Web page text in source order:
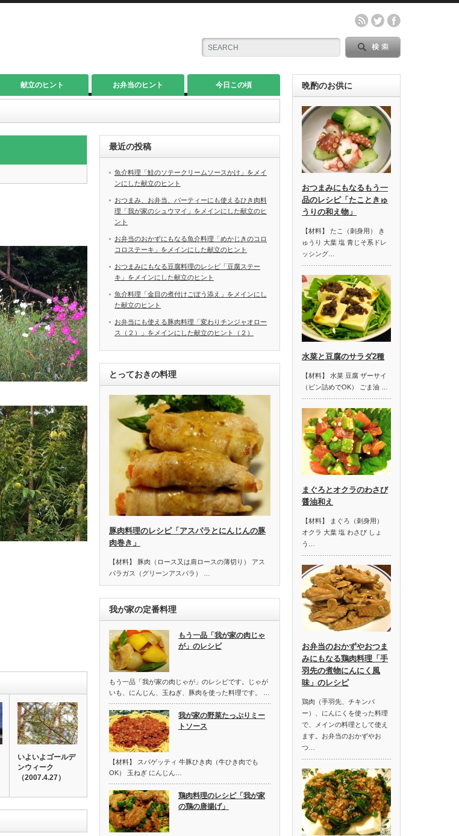
献立のヒント お弁当のヒント 今日この頃
いよいよゴールデ
ンウィーク
（2007.4.27）
最近の投稿
魚介料理「鮭のソテークリームソースかけ」をメイ
ンにした献立のヒント
おつまみ、お弁当、パーティーにも使えるひき肉料
理「我が家のシュウマイ」をメインにした献立のヒ
ント
お弁当のおかずにもなる魚介料理「めかじきのコロ
コロステーキ」をメインにした献立のヒント
おつまみにもなる豆腐料理のレシピ「豆腐ステー
キ」をメインにした献立のヒント
魚介料理「金目の煮付けごぼう添え」をメインにし
た献立のヒント
お弁当にも使える豚肉料理「変わりチンジャオロー
ス（２）」をメインにした献立のヒント（２）
とっておきの料理
豚肉料理のレシピ「アスパラとにんじんの豚
肉巻き」
【材料】 豚肉（ロース又は肩ロースの薄切り） アス
パラガス（グリーンアスパラ） …
我が家の定番料理
もう一品「我が家の肉じゃ
が」のレシピ
もう一品「我が家の肉じゃが」のレシピです。じゃが
いも、にんじん、玉ねぎ、豚肉を使った料理です。 …
我が家の野菜たっぷりミー
トソース
【材料】 スパゲッティ 牛豚ひき肉（牛ひき肉でも
OK） 玉ねぎ にんじん…
鶏肉料理のレシピ「我が家
の鶏の唐揚げ」
晩酌のお供に
おつまみにもなるもう一
品のレシピ「たこときゅ
うりの和え物」
【材料】 たこ（刺身用） き
ゅうり 大葉 塩 青じそ系ドレ
ッシング…
水菜と豆腐のサラダ2種
【材料】 水菜 豆腐 ザーサイ
（ビン詰めでOK） ごま油 …
まぐろとオクラのわさび
醤油和え
【材料】 まぐろ（刺身用）
オクラ 大葉 塩 わさび しょ
う…
お弁当のおかずやおつま
みにもなる鶏肉料理「手
羽先の煮物にんにく風
味」のレシピ
鶏肉（手羽先、チキンバ
ー）、にんにくを使った料理
で、メインの料理として使え
ます。お弁当のおかずやお
つ…